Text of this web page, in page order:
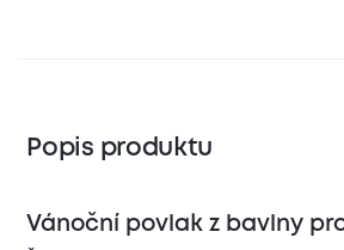
Popis produktu
Vánoční povlak z bavlny